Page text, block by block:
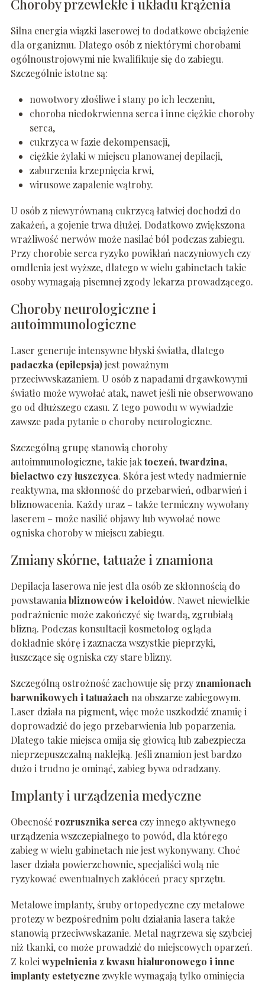
Choroby przewlekłe i układu krążenia
Silna energia wiązki laserowej to dodatkowe obciążenie
dla organizmu. Dlatego osób z niektórymi chorobami
ogólnoustrojowymi nie kwalifikuje się do zabiegu.
Szczególnie istotne są:
nowotwory złośliwe i stany po ich leczeniu,
choroba niedokrwienna serca i inne ciężkie choroby
serca,
cukrzyca w fazie dekompensacji,
ciężkie żylaki w miejscu planowanej depilacji,
zaburzenia krzepnięcia krwi,
wirusowe zapalenie wątroby.
U osób z niewyrównaną cukrzycą łatwiej dochodzi do
zakażeń, a gojenie trwa dłużej. Dodatkowo zwiększona
wrażliwość nerwów może nasilać ból podczas zabiegu.
Przy chorobie serca ryzyko powikłań naczyniowych czy
omdlenia jest wyższe, dlatego w wielu gabinetach takie
osoby wymagają pisemnej zgody lekarza prowadzącego.
Choroby neurologiczne i
autoimmunologiczne
Laser generuje intensywne błyski światła, dlatego
padaczka (epilepsja)jest poważnym
przeciwwskazaniem. U osób z napadami drgawkowymi
światło może wywołać atak, nawet jeśli nie obserwowano
go od dłuższego czasu. Z tego powodu w wywiadzie
zawsze pada pytanie o choroby neurologiczne.
Szczególną grupę stanowią choroby
autoimmunologiczne, takie jaktoczeń, twardzina,
bielactwo czy łuszczyca. Skóra jest wtedy nadmiernie
reaktywna, ma skłonność do przebarwień, odbarwień i
bliznowacenia. Każdy uraz – także termiczny wywołany
laserem – może nasilić objawy lub wywołać nowe
ogniska choroby w miejscu zabiegu.
Zmiany skórne, tatuaże i znamiona
Depilacja laserowa nie jest dla osób ze skłonnością do
powstawaniabliznowców i keloidów. Nawet niewielkie
podrażnienie może zakończyć się twardą, zgrubiałą
blizną. Podczas konsultacji kosmetolog ogląda
dokładnie skórę i zaznacza wszystkie pieprzyki,
łuszczące się ogniska czy stare blizny.
Szczególną ostrożność zachowuje się przy znamionach
barwnikowych i tatuażachna obszarze zabiegowym.
Laser działa na pigment, więc może uszkodzić znamię i
doprowadzić do jego przebarwienia lub poparzenia.
Dlatego takie miejsca omija się głowicą lub zabezpiecza
nieprzepuszczalną naklejką. Jeśli znamion jest bardzo
dużo i trudno je ominąć, zabieg bywa odradzany.
Implanty i urządzenia medyczne
Obecność rozrusznika sercaczy innego aktywnego
urządzenia wszczepialnego to powód, dla którego
zabieg w wielu gabinetach nie jest wykonywany. Choć
laser działa powierzchownie, specjaliści wolą nie
ryzykować ewentualnych zakłóceń pracy sprzętu.
Metalowe implanty, śruby ortopedyczne czy metalowe
protezy w bezpośrednim polu działania lasera także
stanowią przeciwwskazanie. Metal nagrzewa się szybciej
niż tkanki, co może prowadzić do miejscowych oparzeń.
Z koleiwypełnienia z kwasu hialuronowego i inne
implanty estetyczne zwykle wymagają tylko ominięcia